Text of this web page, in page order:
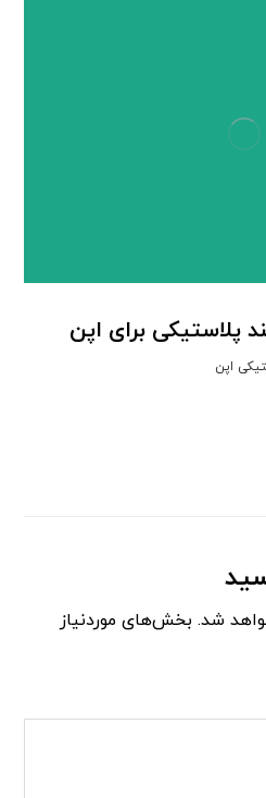
پلاستیکی برای اپن
اپن
شد. بخش‌های موردنیاز